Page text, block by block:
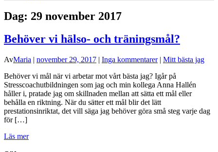
Dag: 29 november 2017
Behöver vi hälso- och träningsmål?
AvMaria | november 29, 2017 | Inga kommentarer| Mitt bästa jag
Behöver vi mål när vi arbetar mot vårt bästa jag? Igår på
Stresscoachutbildningen som jag och min kollega Anna Hallén
håller i, pratade jag om skillnaden mellan att sätta ett mål eller
behålla en riktning. När du sätter ett mål blir det lätt
prestationsinriktat, det vill säga jag behöver göra små steg varje dag
för […]
Läs mer